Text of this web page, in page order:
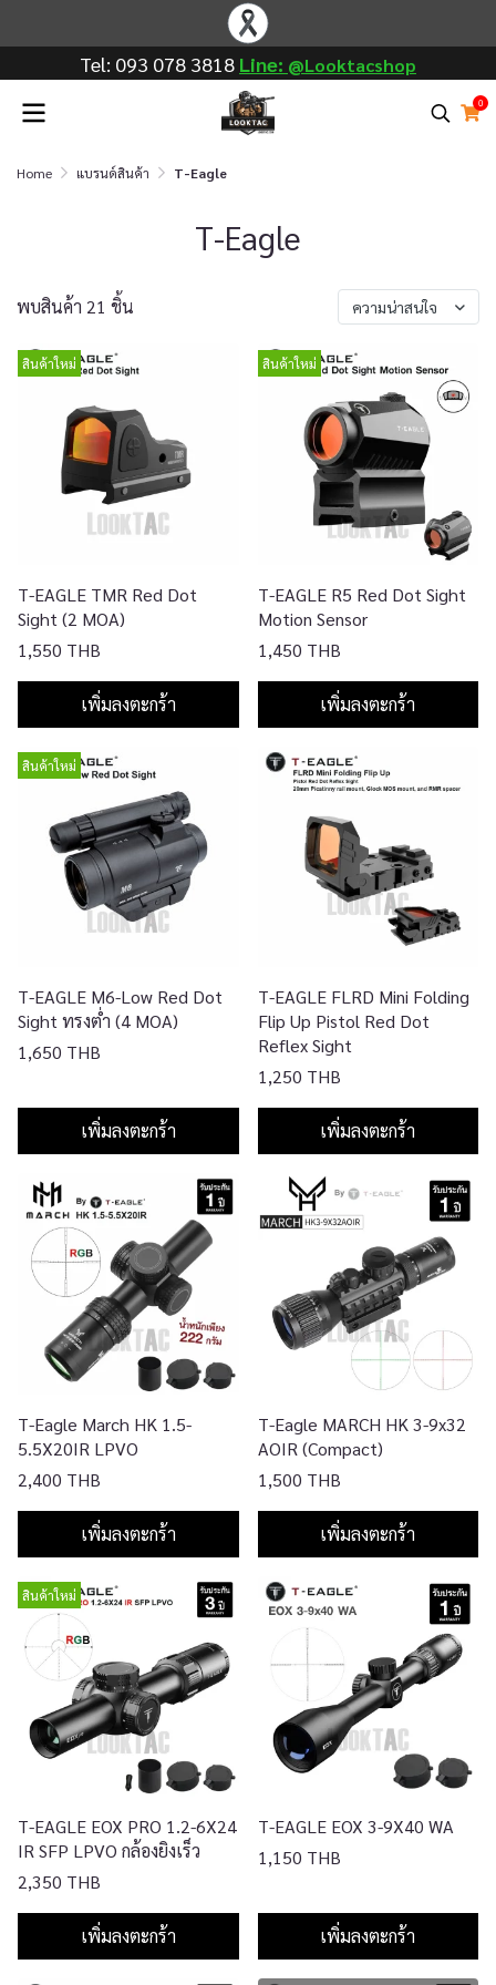
Tel: 093 078 3818 Line: @Looktac shop
0
Home แบรนด์สินค้า T-Eagle
T-Eagle
พบสินค้า 21 ชิ้น ความน่าสนใจ
สินค้าใหม่
T-EAGLE TMR Red Dot
Sight (2 MOA)
1,550 THB
เพิ่มลงตะกร้า
สินค้าใหม่
T-EAGLE R5 Red Dot Sight
Motion Sensor
1,450 THB
เพิ่มลงตะกร้า
สินค้าใหม่
T-EAGLE M6-Low Red Dot
Sight ทรงต่ำ (4 MOA)
1,650 THB
เพิ่มลงตะกร้า
T-EAGLE FLRD Mini Folding
Flip Up Pistol Red Dot
Reflex Sight
1,250 THB
เพิ่มลงตะกร้า
T-Eagle March HK 1.5-
5.5X20IR LPVO
2,400 THB
เพิ่มลงตะกร้า
T-Eagle MARCH HK 3-9x32
AOIR (Compact)
1,500 THB
เพิ่มลงตะกร้า
สินค้าใหม่
T-EAGLE EOX PRO 1.2-6X24
IR SFP LPVO กล้องยิงเร็ว
2,350 THB
เพิ่มลงตะกร้า
T-EAGLE EOX 3-9X40 WA
1,150 THB
เพิ่มลงตะกร้า